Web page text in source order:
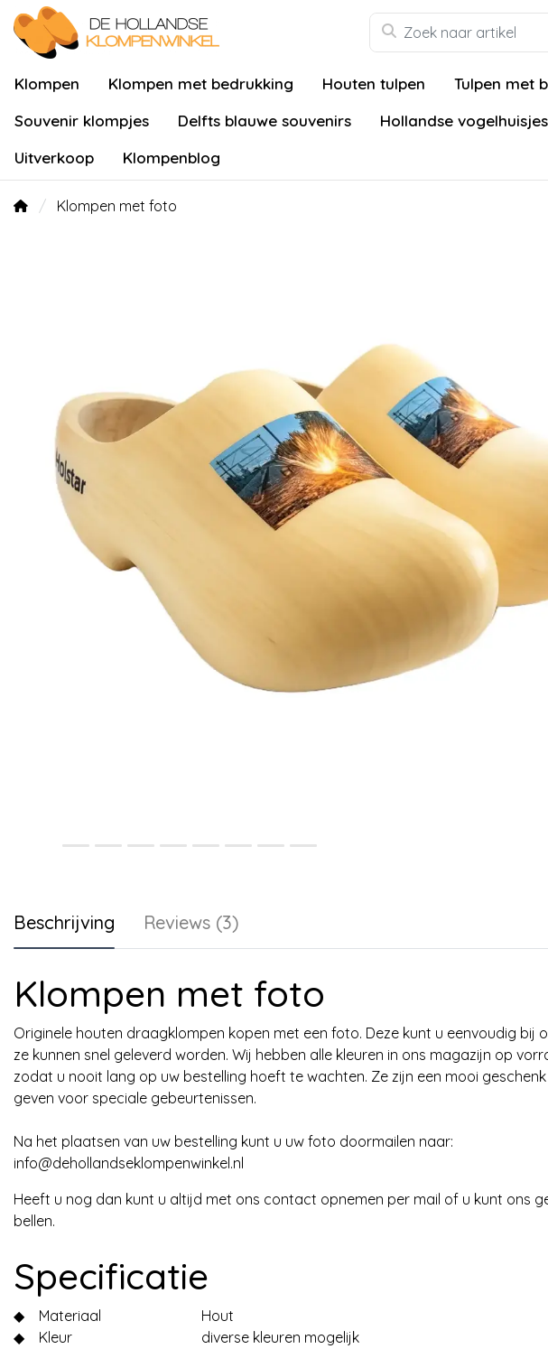
Klompen Klompen met bedrukking Houten tulpen Tulpen met
Souvenir klompjes
Delfts blauwe souvenirs Hollandse vogelhuisjes
Uitverkoop
Klompenblog
Klompen met foto
Beschrijving Reviews (3)
Klompen met foto
Originele houten draagklompen kopen met een foto. Deze kunt u eenvoudig bij
ze kunnen snel geleverd worden. Wij hebben alle kleuren in ons magazijn op
zodat u nooit lang op uw bestelling hoeft te wachten. Ze zijn een mooi
geven voor speciale gebeurtenissen.
Na het plaatsen van uw bestelling kunt u uw foto doormailen naar:
info@dehollandseklompenwinkel.nl
Heeft u nog dan kunt u altijd met ons contact opnemen per mail of u kunt ons
bellen.
Specificatie
◆ Materiaal
Hout
◆
Kleur
diverse kleuren mogelijk